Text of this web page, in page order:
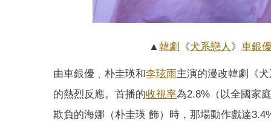
▲ 韓劇 《犬系戀人 》 車銀
由車銀優﹑朴圭瑛和李玹雨主演的漫改韓劇《
的熱烈反應。首播的收視率為2.8%（以全國家
欺負的海娜（朴圭瑛 飾）時，那場動作戲達